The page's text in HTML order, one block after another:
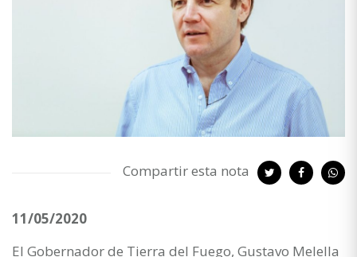
Compartir esta nota
11/05/2020
El Gobernador de Tierra del Fuego, Gustavo Melella